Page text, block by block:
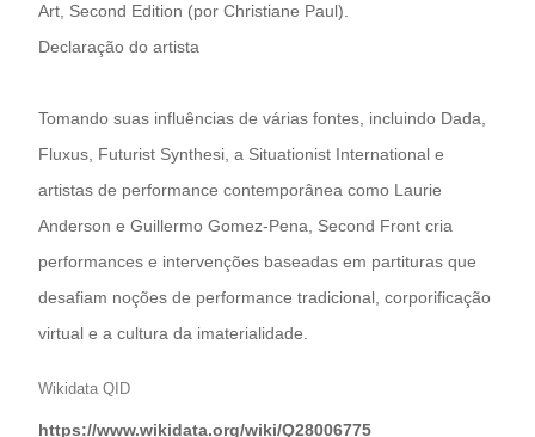
Art, Second Edition (por Christiane Paul).
Declaração do artista
Tomando suas influências de várias fontes, incluindo Dada,
Fluxus, Futurist Synthesi, a Situationist International e
artistas de performance contemporânea como Laurie
Anderson e Guillermo Gomez-Pena, Second Front cria
performances e intervenções baseadas em partituras que
desafiam noções de performance tradicional, corporificação
virtual e a cultura da imaterialidade.
Wikidata QID
https://www.wikidata.org/wiki/Q28006775